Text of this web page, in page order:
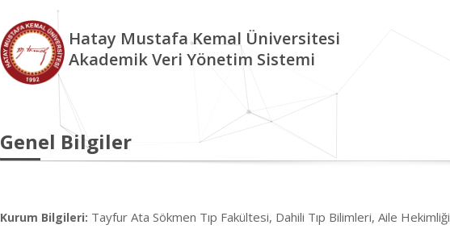
Hatay Mustafa Kemal Üniversitesi
Akademik Veri Yönetim Sistemi
Genel Bilgiler
Kurum Bilgileri: Tayfur Ata Sökmen Tıp Fakültesi, Dahili Tıp Bilimleri, Aile Hekimliği